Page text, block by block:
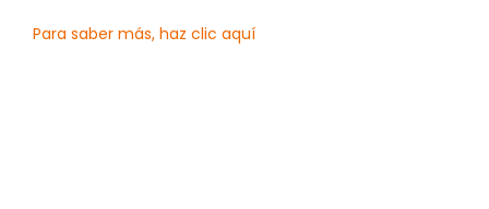
Para saber más, haz clic aquí